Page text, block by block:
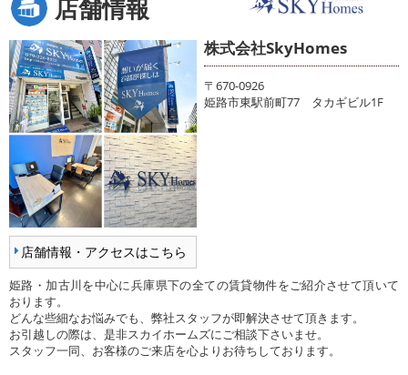
店舗情報
店舗情報・アクセスはこちら
株式会社SkyHomes
〒670-0926
姫路市東駅前町77 タカギビル1F
姫路・加古川を中心に兵庫県下の全ての賃貸物件をご紹介させて頂いて
おります。
どんな些細なお悩みでも、弊社スタッフが即解決させて頂きます。
お引越しの際は、是非スカイホームズにご相談下さいませ。
スタッフ一同、お客様のご来店を心よりお待ちしております。